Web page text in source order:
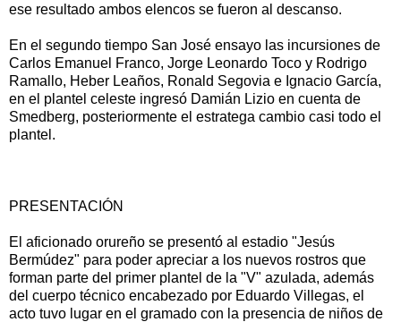
ese resultado ambos elencos se fueron al descanso.
En el segundo tiempo San José ensayo las incursiones de
Carlos Emanuel Franco, Jorge Leonardo Toco y Rodrigo
Ramallo, Heber Leaños, Ronald Segovia e Ignacio García,
en el plantel celeste ingresó Damián Lizio en cuenta de
Smedberg, posteriormente el estratega cambio casi todo el
plantel.
PRESENTACIÓN
El aficionado orureño se presentó al estadio "Jesús
Bermúdez" para poder apreciar a los nuevos rostros que
forman parte del primer plantel de la "V" azulada, además
del cuerpo técnico encabezado por Eduardo Villegas, el
acto tuvo lugar en el gramado con la presencia de niños de